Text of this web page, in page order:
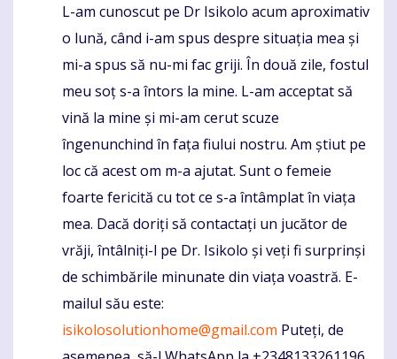
L-am cunoscut pe Dr Isikolo acum aproximativ
o lună, când i-am spus despre situația mea și
mi-a spus să nu-mi fac griji. În două zile, fostul
meu soț s-a întors la mine. L-am acceptat să
vină la mine și mi-am cerut scuze
îngenunchind în fața fiului nostru. Am știut pe
loc că acest om m-a ajutat. Sunt o femeie
foarte fericită cu tot ce s-a întâmplat în viața
mea. Dacă doriți să contactați un jucător de
vrăji, întâlniți-l pe Dr. Isikolo și veți fi surprinși
de schimbările minunate din viața voastră. E-
mailul său este:
isikolosolutionhome@gmail.com Puteți, de